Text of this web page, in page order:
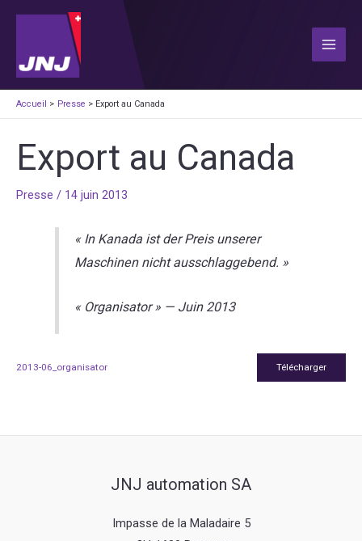
contenu
Main
Accueil Presse Export au Canada
Export au Canada
Presse / 14 juin 2013
« In Kanada ist der Preis unserer
Maschinen nicht ausschlaggebend. »
« Organisator » — Juin 2013
2013-06_organisator Télécharger
JNJ automation SA
Impasse de la Maladaire 5